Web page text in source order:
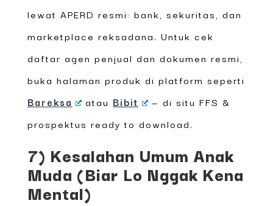
lewat APERD resmi: bank, sekuritas, dan
marketplace reksadana. Untuk cek
daftar agen penjual dan dokumen resmi,
buka halaman produk di platform seperti
Bareksa
atau Bibit
— di situ FFS &
prospektus ready to download.
7) Kesalahan Umum Anak
Muda (Biar Lo Nggak Kena
Mental)